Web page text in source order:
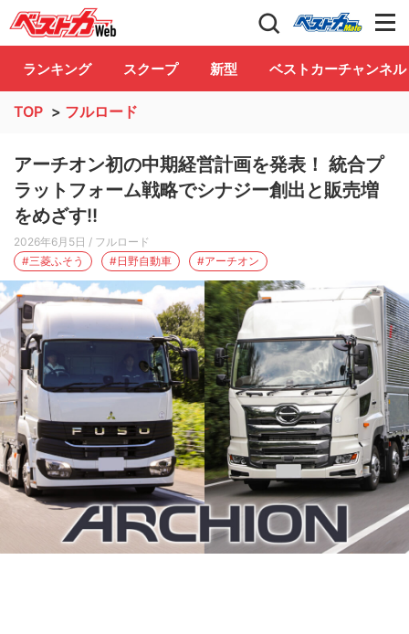
自動車情報誌「ベストカー」 Club
ランキング スクープ 新型 ベストカーチャンネル
TOP > フルロード
アーチオン初の中期経営計画を発表！ 統合プ
ラットフォーム戦略でシナジー創出と販売増
をめざす!!
2026年6月5日 / フルロード
#三菱ふそう
#日野自動車 #アーチオン